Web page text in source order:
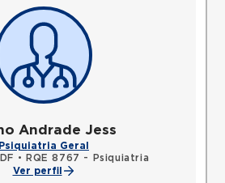
Andrade Jess
Psiquiatria Geral
•
RQE 8767 - Psiquiatria
Ver perfil